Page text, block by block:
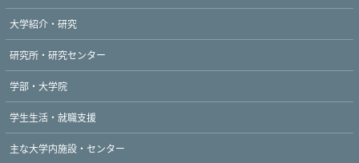
大学紹介・研究
研究所・研究センター
学部・大学院
学生生活・就職支援
主な大学内施設・センター